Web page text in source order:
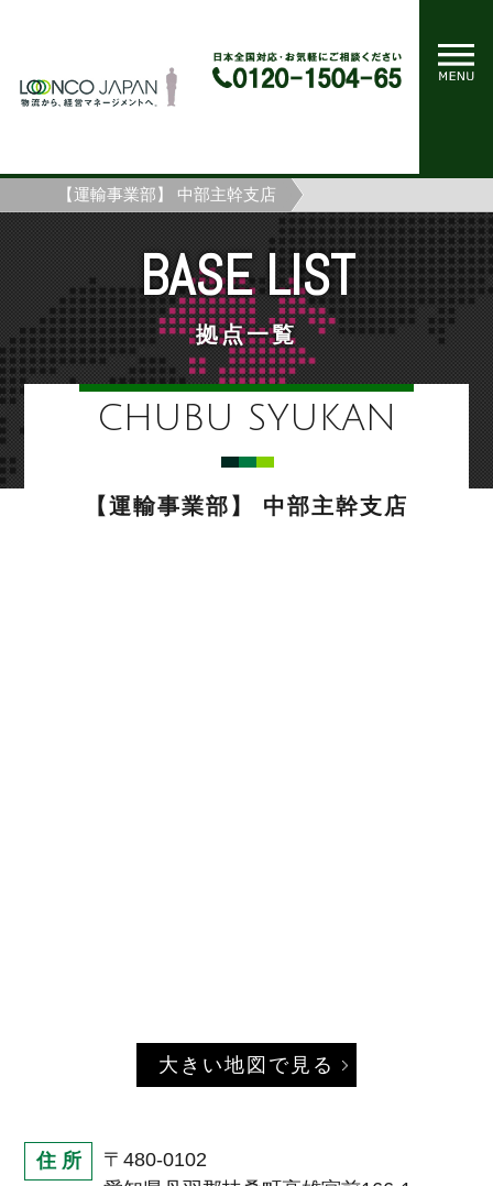
【運輸事業部】 中部主幹支店
BASE LIST
拠点一覧
CHUBU SYUKAN
【運輸事業部】 中部主幹支店
大きい地図で見る
住 所
〒480-0102